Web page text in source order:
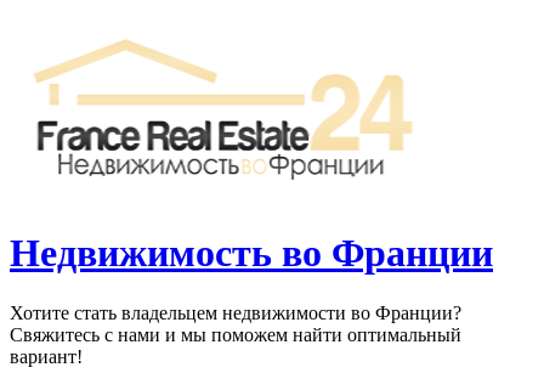
Недвижимость во Франции
Хотите стать владельцем недвижимости во Франции?
Свяжитесь с нами и мы поможем найти оптимальный
вариант!